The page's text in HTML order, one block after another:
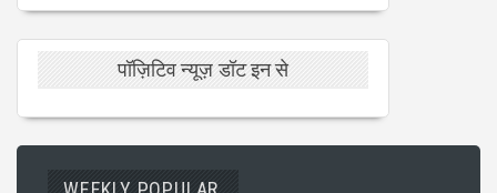
पॉज़िटिव न्यूज़ डॉट इन से